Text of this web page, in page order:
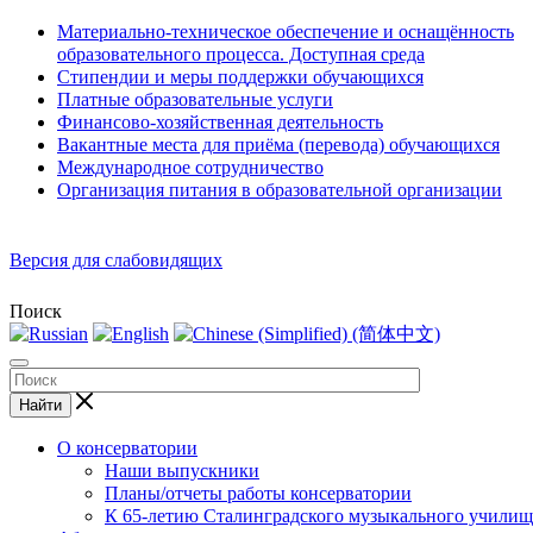
Материально-техническое обеспечение и оснащённость
образовательного процесса. Доступная среда
Стипендии и меры поддержки обучающихся
Платные образовательные услуги
Финансово-хозяйственная деятельность
Вакантные места для приёма (перевода) обучающихся
Международное сотрудничество
Организация питания в образовательной организации
Версия для слабовидящих
Поиск
Найти
О консерватории
Наши выпускники
Планы/отчеты работы консерватории
К 65-летию Сталинградского музыкального